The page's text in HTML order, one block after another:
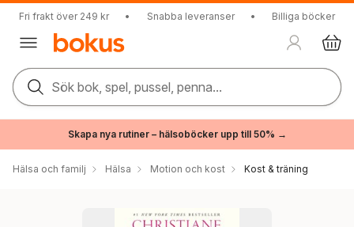
Fri frakt över 249 kr • Snabba leveranser • Billiga böcker
Sök bok, spel, pussel, penna...
Skapa nya rutiner – hälsoböcker upp till 50% →
Hälsa och familj Hälsa Motion och kost Kost & träning